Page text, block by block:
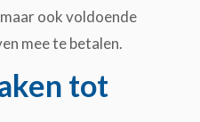
ook voldoende
mee te betalen.
tot